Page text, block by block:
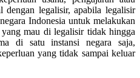
legalisir, apabila legalisir
Indonesia untuk melakukan
mau di legalisir tidak hingga
di satu instansi negara saja,
yang tidak sampai keluar